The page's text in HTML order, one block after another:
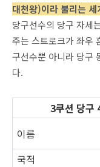
대천왕)이라 불리는
당구선수의 당구 자세
주는 스트로크가 좌우
구선수뿐 아니라 당구
다.
3쿠션 당구
이름
국적